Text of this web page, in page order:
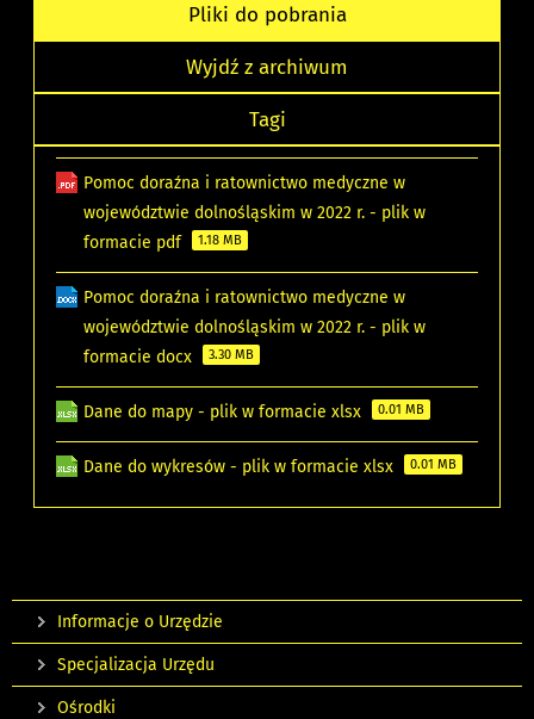
Pliki do pobrania
Wyjdź z archiwum
Tagi
Pomoc doraźna i ratownictwo medyczne w
województwie dolnośląskim w 2022 r. - plik w
formacie pdf
1.18 MB
Pomoc doraźna i ratownictwo medyczne w
województwie dolnośląskim w 2022 r. - plik w
formacie docx
3.30 MB
Dane do mapy - plik w formacie xlsx 0.01 MB
Dane do wykresów - plik w formacie xlsx 0.01 MB
Informacje o Urzędzie
Specjalizacja Urzędu
Ośrodki